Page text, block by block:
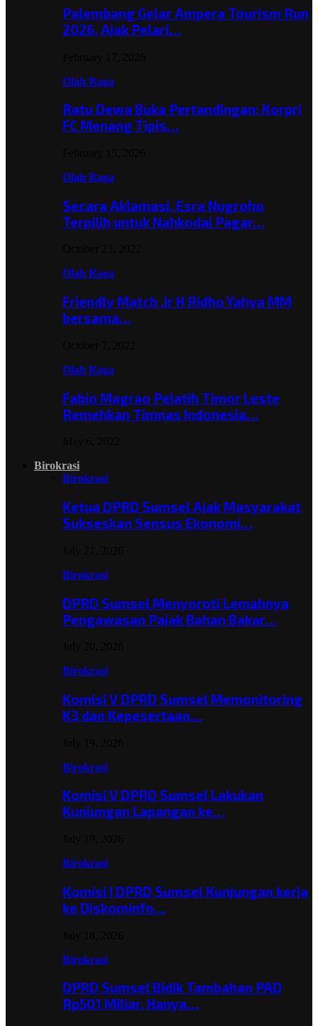
Palembang Gelar Ampera Tourism Run
2026, Ajak Pelari…
Olah Raga
Ratu Dewa Buka Pertandingan: Korpri
FC Menang Tipis…
Olah Raga
Secara Aklamasi, Esra Nugroho
Terpilih untuk Nahkodai Pagar…
Olah Raga
Friendly Match ,Ir H Ridho Yahya MM
bersama…
Olah Raga
Fabio Magrao Pelatih Timor Leste
Remehkan Timnas Indonesia…
Birokrasi
Birokrasi
Ketua DPRD Sumsel Ajak Masyarakat
Sukseskan Sensus Ekonomi…
Birokrasi
DPRD Sumsel Menyoroti Lemahnya
Pengawasan Pajak Bahan Bakar…
Birokrasi
Komisi V DPRD Sumsel Memonitoring
K3 dan Kepesertaan…
Birokrasi
Komisi V DPRD Sumsel Lakukan
Kunjungan Lapangan ke…
Birokrasi
Komisi I DPRD Sumsel Kunjungan kerja
ke Diskominfo…
Birokrasi
DPRD Sumsel Bidik Tambahan PAD
Rp501 Miliar, Hanya…